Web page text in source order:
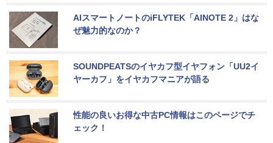
AIスマートノートのiFLYTEK「AINOTE 2」はな
ぜ魅力的なのか？
SOUNDPEATSのイヤカフ型イヤフォン「UU2イ
ヤーカフ」をイヤカフマニアが語る
性能の良いお得な中古PC情報はこのページでチ
ェック！